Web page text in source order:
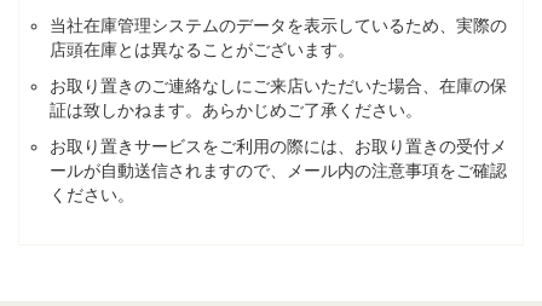
当社在庫管理システムのデータを表示しているため、実際の
店頭在庫とは異なることがございます。
お取り置きのご連絡なしにご来店いただいた場合、在庫の保
証は致しかねます。あらかじめご了承ください。
お取り置きサービスをご利用の際には、お取り置きの受付メ
ールが自動送信されますので、メール内の注意事項をご確認
ください。